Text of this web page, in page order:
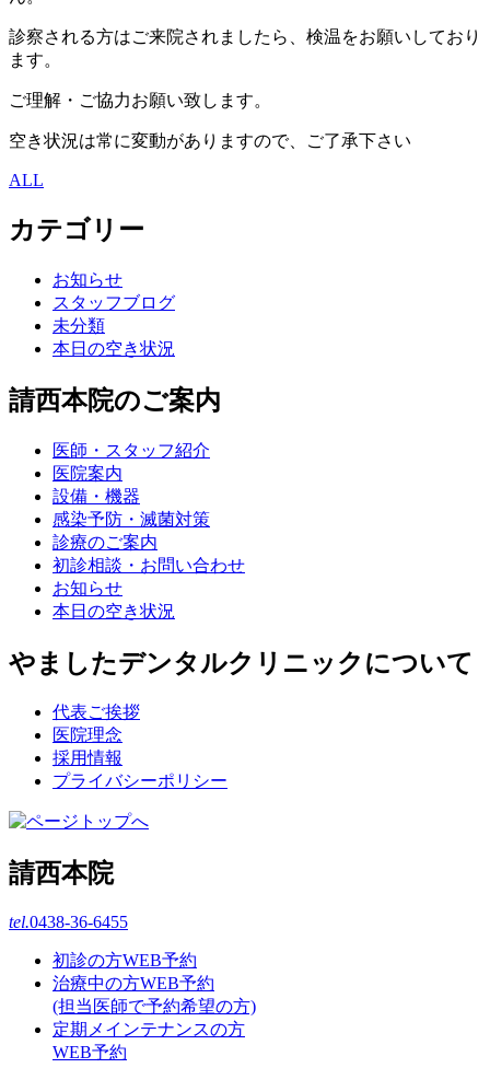
診察される方はご来院されましたら、検温をお願いしており
ます。
ご理解・ご協力お願い致します。
空き状況は常に変動がありますので、ご了承下さい
ALL
カテゴリー
お知らせ
スタッフブログ
未分類
本日の空き状況
請西本院のご案内
医師・スタッフ紹介
医院案内
設備・機器
感染予防・滅菌対策
診療のご案内
初診相談・お問い合わせ
お知らせ
本日の空き状況
やましたデンタルクリニックについて
代表ご挨拶
医院理念
採用情報
プライバシーポリシー
請西本院
tel.0438-36-6455
初診の方WEB予約
治療中の方WEB予約
(担当医師で予約希望の方)
定期メインテナンスの方
WEB予約